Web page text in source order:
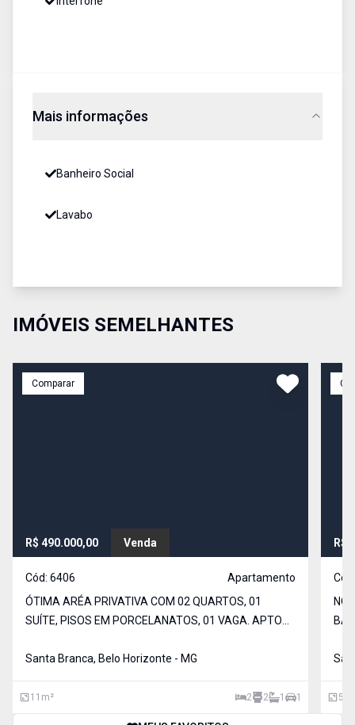
Mais informações
Banheiro Social
Lavabo
IMÓVEIS SEMELHANTES
Comparar
R$ 490.000,00 Venda
Cód: 6406
Apartamento
ÓTIMA ARÉA PRIVATIVA COM 02 QUARTOS, 01
SUÍTE, PISOS EM PORCELANATOS, 01 VAGA. APTO
Santa Branca, Belo Horizonte - MG
11 m² 2 2 1 1
R$
439
54